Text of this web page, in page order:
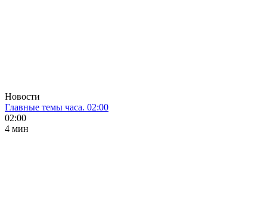
Новости
Главные темы часа. 02:00
02:00
4 мин